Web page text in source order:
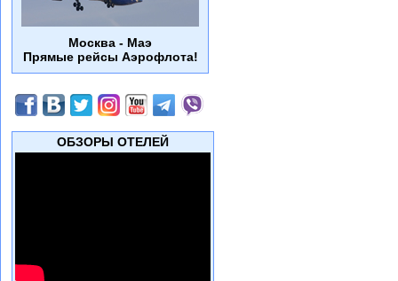
Москва - Маэ
Прямые рейсы Аэрофлота!
ОБЗОРЫ ОТЕЛЕЙ